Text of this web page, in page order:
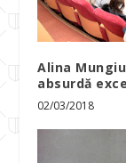
Alina
absurdă
02/03/2018